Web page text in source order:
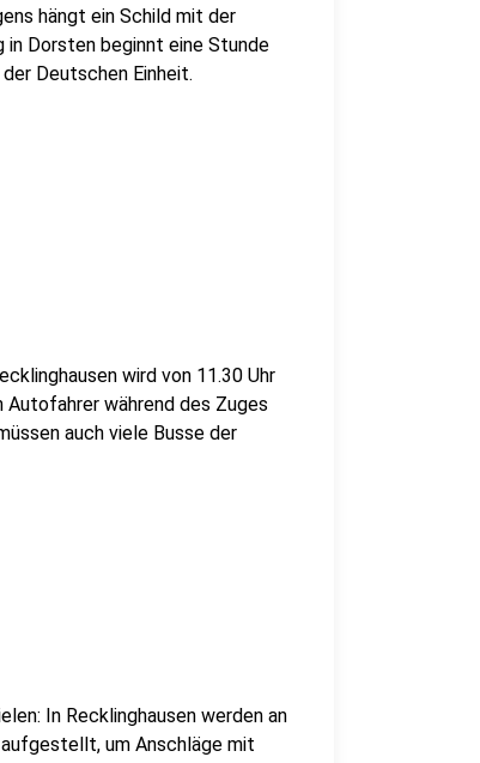
hängt ein Schild mit der
in Dorsten beginnt eine Stunde
Deutschen Einheit.
wird von 11.30 Uhr
Autofahrer während des Zuges
auch viele Busse der
In Recklinghausen werden an
um Anschläge mit